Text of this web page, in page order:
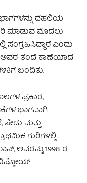
ದೆಹಲಿಯ
ಮಾಡುವ ಮೊದಲು
ಸಂಗ್ರಹಿಸಿದ್ದಾರೆ ಎಂದು
ಅವರ ತಂದೆ ಕಾಣೆಯಾದ
ಬಂದಿತು.
ಪ್ರಕಾರ,
ಭಾಗವಾಗಿ
ಸೇಡು ಮತ್ತು
ಗುರಿಗಳಲ್ಲಿ
ಅವರನ್ನು 1998 ರ
ಬಿಷ್ಣೋಯ್